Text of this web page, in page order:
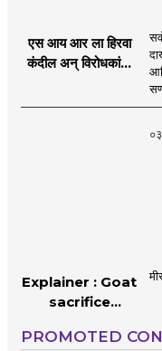
एस आय आर ला हिरवा
कंदील अन् विरोधकांना
आणि
Explainer : Goat
sacrifice
Mumbai |